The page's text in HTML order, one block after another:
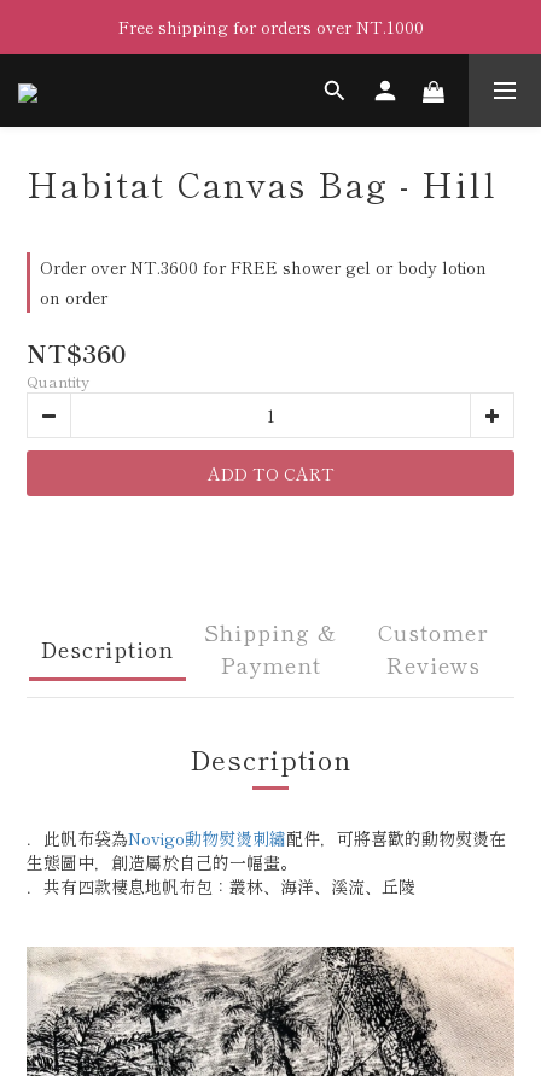
Free shipping for orders over NT.1000
Habitat Canvas Bag - Hill
Order over NT.3600 for FREE shower gel or body lotion
on order
NT$360
Quantity
ADD TO CART
Description
Shipping &
Payment
Customer
Reviews
Description
．此帆布袋為Novigo動物熨燙刺繡配件，可將喜歡的動物熨燙在
生態圖中，創造屬於自己的一幅畫。
．共有四款棲息地帆布包：叢林、海洋、溪流、丘陵